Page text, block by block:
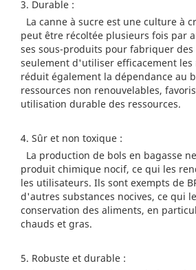
3. Durable :
La canne à sucre est une culture à
peut être récoltée plusieurs fois par
ses sous-produits pour fabriquer
seulement d'utiliser efficacement les
réduit également la dépendance au
ressources non renouvelables,
utilisation durable des ressources.
4. Sûr et non toxique :
La production de bols en bagasse
produit chimique nocif, ce qui les
les utilisateurs. Ils sont exempts de
d'autres substances nocives, ce qui
conservation des aliments, en
chauds et gras.
5. Robuste et durable :